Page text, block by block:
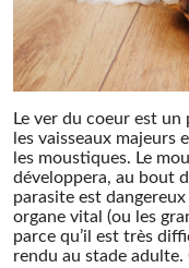
CAS
Le ver du coeur est
les vaisseaux
les moustiques. Le
développera, au bout
parasite est
organe vital (ou les
parce qu’il est très
rendu au stade adulte.